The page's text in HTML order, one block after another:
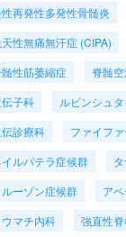
再発性多発性骨髄炎
天性無痛無汗症 (CIPA)
髄性筋萎縮症
脊髄
子科
ルビンシュ
診療科
ファイフ
イルパテラ症候群
ルーゾン症候群
ア
ウマチ内科
強直性